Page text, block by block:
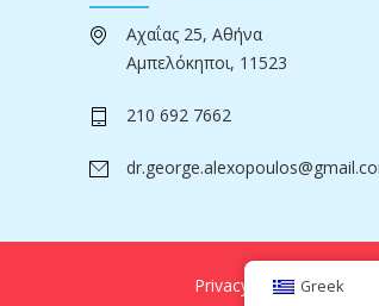
Αχαΐας 25, Αθήνα
Αμπελόκηποι, 11523
210 692 7662
Privacy TermsGreek